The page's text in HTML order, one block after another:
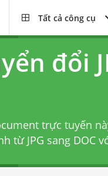
Tất cả công cụ
đổi
trực tuyến
từ JPG sang DOC